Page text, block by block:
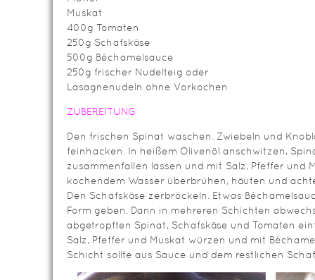
Muskat
400g Tomaten
250g Schafskäse
500g Béchamelsauce
250g frischer Nudelteig oder
Lasagnenudeln ohne Vorkochen
ZUBEREITUNG
Den frischen Spinat waschen. Zwiebeln und
feinhacken. In heißem Olivenöl anschwitzen,
zusammenfallen lassen und mit Salz, Pfeffer und
kochendem Wasser überbrühen, häuten und
Den Schafskäse zerbröckeln. Etwas
Form geben. Dann in mehreren Schichten
abgetropften Spinat, Schafskäse und Tomaten
Salz, Pfeffer und Muskat würzen und mit
Schicht sollte aus Sauce und dem restlichen